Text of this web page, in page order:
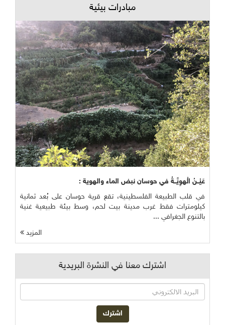
مبادرات بيئية
عَيْــنُ الْهوِيَّــةُ في حوسان نبض الماء والهوية :
في قلب الطبيعة الفلسطينية، تقع قرية حوسان على بُعد ثمانية
كيلومترات فقط غرب مدينة بيت لحم، وسط بيئة طبيعية غنية
بالتنوع الجغرافي ...
المزيد
اشترك معنا في النشرة البريدية